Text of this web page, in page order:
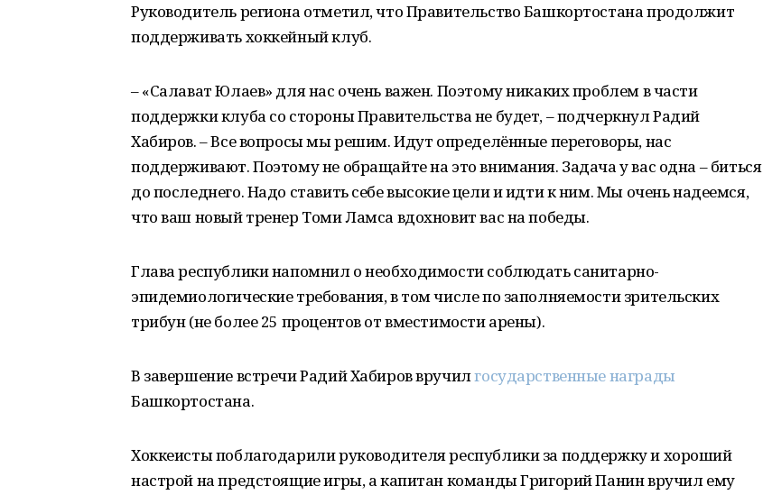
Руководитель региона отметил, что Правительство Башкортостана продолжит
поддерживать хоккейный клуб.
– «Салават Юлаев» для нас очень важен. Поэтому никаких проблем в части
поддержки клуба со стороны Правительства не будет, – подчеркнул Радий
Хабиров. – Все вопросы мы решим. Идут определённые переговоры, нас
поддерживают. Поэтому не обращайте на это внимания. Задача у вас одна – биться
до последнего. Надо ставить себе высокие цели и идти к ним. Мы очень надеемся,
что ваш новый тренер Томи Ламса вдохновит вас на победы.
Глава республики напомнил о необходимости соблюдать санитарно-
эпидемиологические требования, в том числе по заполняемости зрительских
трибун (не более 25 процентов от вместимости арены).
В завершение встречи Радий Хабиров вручилгосударственные награды
Башкортостана.
Хоккеисты поблагодарили руководителя республики за поддержку и хороший
настрой на предстоящие игры, а капитан команды Григорий Панин вручил ему